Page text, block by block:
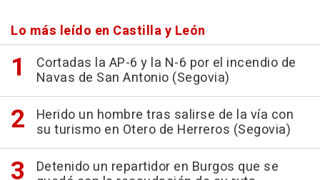
Lo más leído en Castilla y León
Cortadas la AP-6 y la N-6 por el incendio de
Navas de San Antonio (Segovia)
Herido un hombre tras salirse de la vía con
su turismo en Otero de Herreros (Segovia)
Detenido un repartidor en Burgos que se